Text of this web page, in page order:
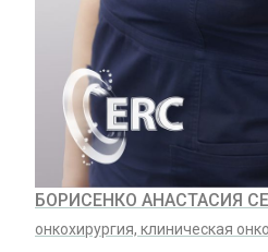
БОРИСЕНКО АНАСТАСИЯ
онкохирургия, клиническая